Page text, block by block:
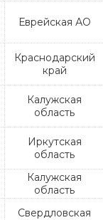
Еврейская АО
Краснодарский
край
Калужская
область
Иркутская
область
Калужская
область
Свердловская